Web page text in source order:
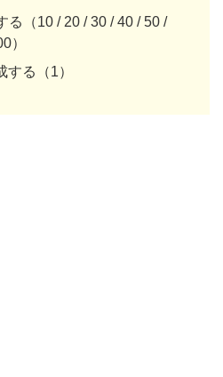
る（10 / 20 / 30 / 40 / 50 /
）
る（1）